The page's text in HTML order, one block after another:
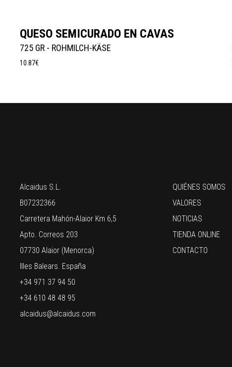
QUESO SEMICURADO EN CAVAS
725 GR - ROHMILCH-KÄSE
10.87€
Alcaidus S.L.
B07232366
Carretera Mahón-Alaior Km 6,5
Apto. Correos 203
07730 Alaior (Menorca)
Illes Balears. España
+34 971 37 94 50
+34 610 48 48 95
alcaidus@alcaidus.com
QUIÉNES SOMOS
VALORES
NOTICIAS
TIENDA ONLINE
CONTACTO